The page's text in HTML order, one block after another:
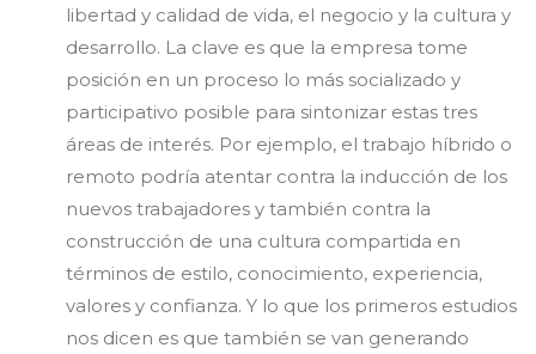
libertad y calidad de vida, el negocio y la cultura y
desarrollo. La clave es que la empresa tome
posición en un proceso lo más socializado y
participativo posible para sintonizar estas tres
áreas de interés. Por ejemplo, el trabajo híbrido o
remoto podría atentar contra la inducción de los
nuevos trabajadores y también contra la
construcción de una cultura compartida en
términos de estilo, conocimiento, experiencia,
valores y confianza. Y lo que los primeros estudios
nos dicen es que también se van generando